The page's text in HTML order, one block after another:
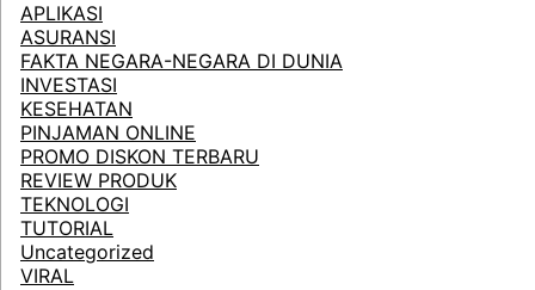
APLIKASI
ASURANSI
FAKTA NEGARA-NEGARA DI DUNIA
INVESTASI
KESEHATAN
PINJAMAN ONLINE
PROMO DISKON TERBARU
REVIEW PRODUK
TEKNOLOGI
TUTORIAL
Uncategorized
VIRAL